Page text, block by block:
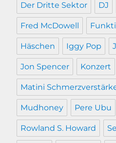
Der Dritte Sektor DJ
Fred McDowell
Häschen Iggy Pop
Jon Spencer Konzert
Matini
Mudhoney Pere Ubu
Rowland S. Howard